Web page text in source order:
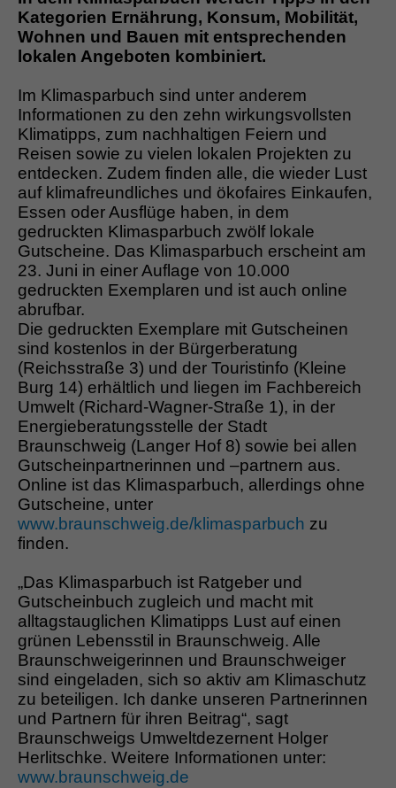
Kategorien Ernährung, Konsum, Mobilität,
Wohnen und Bauen mit entsprechenden
lokalen Angeboten kombiniert.
Im Klimasparbuch sind unter anderem
Informationen zu den zehn wirkungsvollsten
Klimatipps, zum nachhaltigen Feiern und
Reisen sowie zu vielen lokalen Projekten zu
entdecken. Zudem finden alle, die wieder Lust
auf klimafreundliches und ökofaires Einkaufen,
Essen oder Ausflüge haben, in dem
gedruckten Klimasparbuch zwölf lokale
Gutscheine. Das Klimasparbuch erscheint am
23. Juni in einer Auflage von 10.000
gedruckten Exemplaren und ist auch online
abrufbar.
Die gedruckten Exemplare mit Gutscheinen
sind kostenlos in der Bürgerberatung
(Reichsstraße 3) und der Touristinfo (Kleine
Burg 14) erhältlich und liegen im Fachbereich
Umwelt (Richard-Wagner-Straße 1), in der
Energieberatungsstelle der Stadt
Braunschweig (Langer Hof 8) sowie bei allen
Gutscheinpartnerinnen und –partnern aus.
Online ist das Klimasparbuch, allerdings ohne
Gutscheine, unter
www.braunschweig.de/klimasparbuch zu
finden.
„Das Klimasparbuch ist Ratgeber und
Gutscheinbuch zugleich und macht mit
alltagstauglichen Klimatipps Lust auf einen
grünen Lebensstil in Braunschweig. Alle
Braunschweigerinnen und Braunschweiger
sind eingeladen, sich so aktiv am Klimaschutz
zu beteiligen. Ich danke unseren Partnerinnen
und Partnern für ihren Beitrag“, sagt
Braunschweigs Umweltdezernent Holger
Herlitschke. Weitere Informationen unter:
www.braunschweig.de